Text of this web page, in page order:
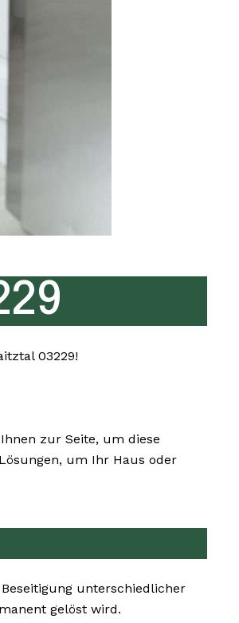
03229!
zur Seite, um diese
um Ihr Haus oder
unterschiedlicher
gelöst wird.